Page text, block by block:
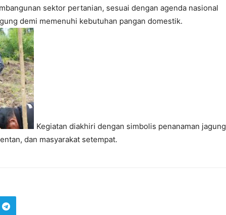
sektor pertanian, sesuai dengan agenda nasional
demi memenuhi kebutuhan pangan domestik.
Kegiatan diakhiri dengan simbolis penanaman jagung
dan masyarakat setempat.